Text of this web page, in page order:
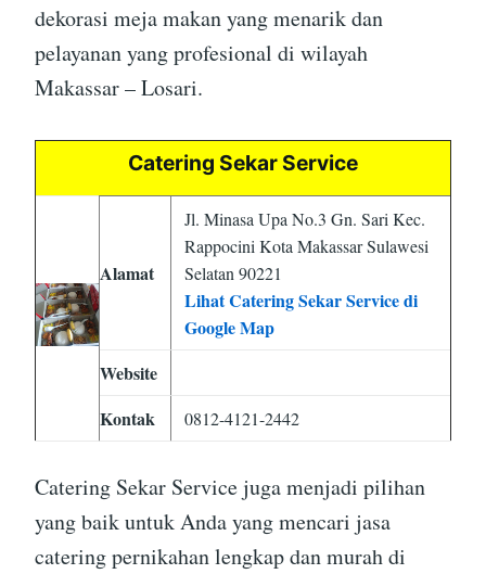
dekorasi meja makan yang menarik dan
pelayanan yang profesional di wilayah
Makassar – Losari.
Catering Sekar Service
Alamat
Jl. Minasa Upa No.3 Gn. Sari Kec.
Rappocini Kota Makassar Sulawesi
Selatan 90221
Lihat Catering Sekar Service di
Google Map
Website
Kontak
0812-4121-2442
Catering Sekar Service juga menjadi pilihan
yang baik untuk Anda yang mencari jasa
catering pernikahan lengkap dan murah di